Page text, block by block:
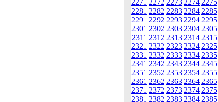
2271 2272 2273 2274 2275
2281 2282 2283 2284 2285
2291 2292 2293 2294 2295
2301 2302 2303 2304 2305
2311 2312 2313 2314 2315
2321 2322 2323 2324 2325
2331 2332 2333 2334 2335
2341 2342 2343 2344 2345
2351 2352 2353 2354 2355
2361 2362 2363 2364 2365
2371 2372 2373 2374 2375
2381 2382 2383 2384 2385